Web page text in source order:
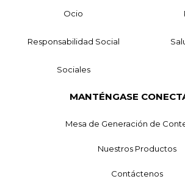
Ocio
Responsabilidad Social
Sociales
MANTÉNGASE
Mesa de Generación de
Nuestros Productos
Contáctenos